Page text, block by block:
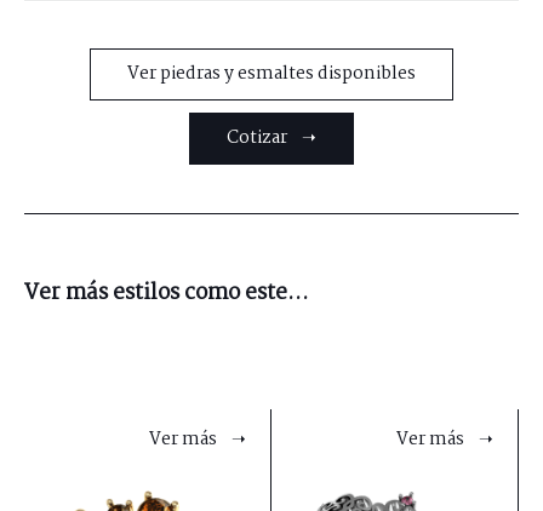
Ver piedras y esmaltes disponibles
Cotizar ➝
Ver más estilos como este...
Ver más ➝ Ver más ➝